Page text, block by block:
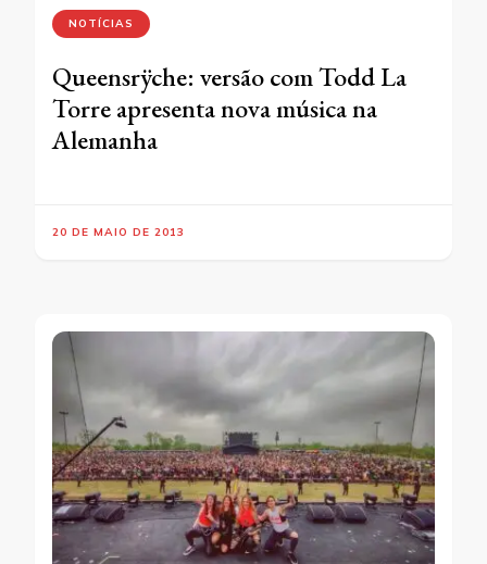
NOTÍCIAS
Queensrÿche: versão com Todd La
Torre apresenta nova música na
Alemanha
20 DE MAIO DE 2013